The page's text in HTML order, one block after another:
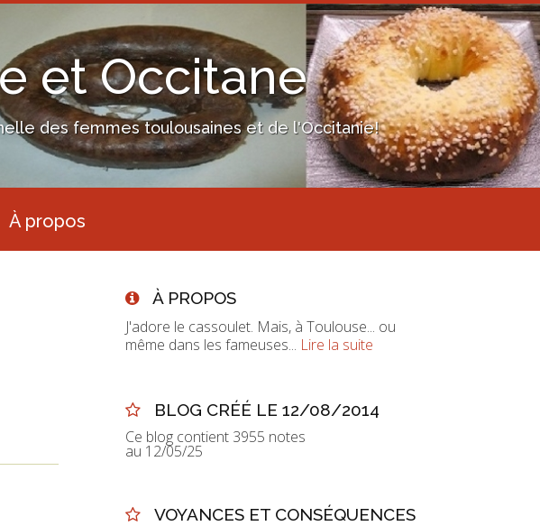
et Occitane
des femmes toulousaines et de l'Occitanie!
À propos
À PROPOS
J'adore le cassoulet. Mais, à Toulouse... ou
même dans les fameuses... Lire la suite
BLOG CRÉÉ LE 12/08/2014
Ce blog contient 3955 notes
au 12/05/25
VOYANCES ET CONSÉQUENCES